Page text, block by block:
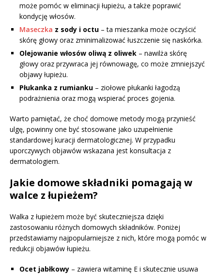
może pomóc w eliminacji łupieżu, a także poprawić
kondycję włosów.
Maseczka z sody i octu – ta mieszanka może oczyścić
skórę głowy oraz zminimalizować łuszczenie się naskórka.
Olejowanie włosów oliwą z oliwek – nawilża skórę
głowy oraz przywraca jej równowagę, co może zmniejszyć
objawy łupieżu.
Płukanka z rumianku – ziołowe płukanki łagodzą
podrażnienia oraz mogą wspierać proces gojenia.
Warto pamiętać, że choć domowe metody mogą przynieść
ulgę, powinny one być stosowane jako uzupełnienie
standardowej kuracji dermatologicznej. W przypadku
uporczywych objawów wskazana jest konsultacja z
dermatologiem.
Jakie domowe składniki pomagają w
walce z łupieżem?
Walka z łupieżem może być skuteczniejsza dzięki
zastosowaniu różnych domowych składników. Poniżej
przedstawiamy najpopularniejsze z nich, które mogą pomóc w
redukcji objawów łupieżu.
Ocet jabłkowy – zawiera witaminę E i skutecznie usuwa